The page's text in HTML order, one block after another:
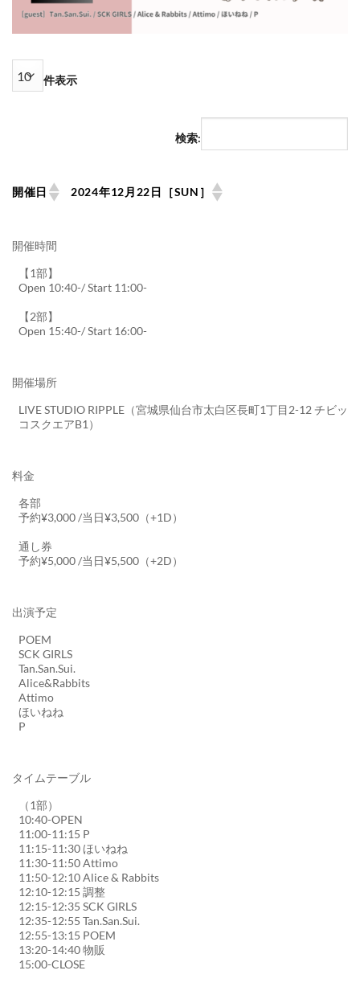
件表示
検索:
開催日 2024年12月22日［SUN］
開催時間
【1部】
Open 10:40-/ Start 11:00-
【2部】
Open 15:40-/ Start 16:00-
開催場所
LIVE STUDIO RIPPLE（宮城県仙台市太白区長町1丁目2-12 チビッ
コスクエアB1）
料金
各部
予約¥3,000 /当日¥3,500（+1D）
通し券
予約¥5,000 /当日¥5,500（+2D）
出演予定
POEM
SCK GIRLS
Tan.San.Sui.
Alice&Rabbits
Attimo
ほいねね
P
タイムテーブル
（1部）
10:40-OPEN
11:00-11:15 P
11:15-11:30 ほいねね
11:30-11:50 Attimo
11:50-12:10 Alice & Rabbits
12:10-12:15 調整
12:15-12:35 SCK GIRLS
12:35-12:55 Tan.San.Sui.
12:55-13:15 POEM
13:20-14:40 物販
15:00-CLOSE